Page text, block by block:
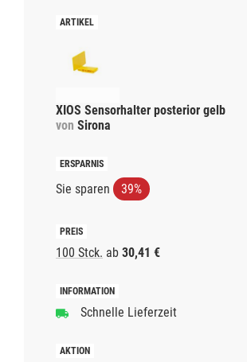
XIOS Sensorhalter posterior gelb
von Sirona
Sie sparen 39%
100 Stck. ab 30,41 €
Schnelle Lieferzeit